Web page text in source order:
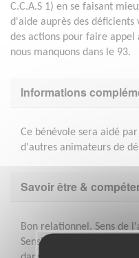
C.C.A.S 1) en se faisant
d'aide auprès des
des actions pour faire appel
nous manquons dans le 93.
Informations
Ce bénévole sera aidé
d'autres animateurs de
Savoir être &
Bon relationnel. Sens de
Sensibilité au handicap